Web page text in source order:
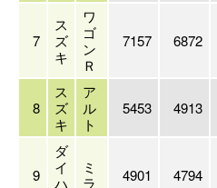
7
ス
ズ
キ
ワ
ゴ
ン
Ｒ
7157 6872
8
ス
ズ
キ
ア
ル
ト
5453 4913
9
ダ
イ
ハ
ミ
ラ
4901 4794